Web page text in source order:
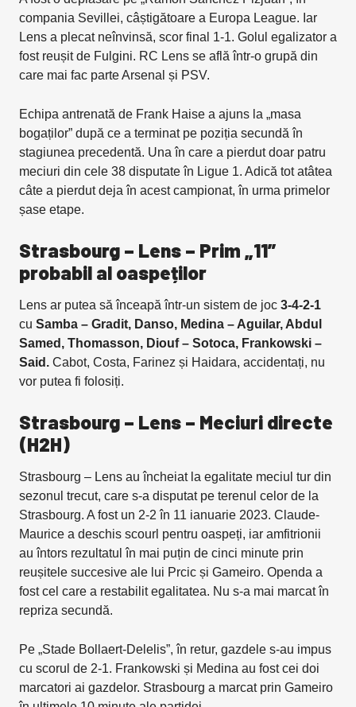
compania Sevillei, câștigătoare a Europa League. Iar
Lens a plecat neînvinsă, scor final 1-1. Golul egalizator a
fost reușit de Fulgini. RC Lens se află într-o grupă din
care mai fac parte Arsenal și PSV.
Echipa antrenată de Frank Haise a ajuns la „masa
bogaților” după ce a terminat pe poziția secundă în
stagiunea precedentă. Una în care a pierdut doar patru
meciuri din cele 38 disputate în Ligue 1. Adică tot atâtea
câte a pierdut deja în acest campionat, în urma primelor
șase etape.
Strasbourg – Lens – Prim „11”
probabil al oaspeților
Lens ar putea să înceapă într-un sistem de joc 3-4-2-1
cu Samba – Gradit, Danso, Medina – Aguilar, Abdul
Samed, Thomasson, Diouf – Sotoca, Frankowski –
Said. Cabot, Costa, Farinez și Haidara, accidentați, nu
vor putea fi folosiți.
Strasbourg – Lens – Meciuri directe
(H2H)
Strasbourg – Lens au încheiat la egalitate meciul tur din
sezonul trecut, care s-a disputat pe terenul celor de la
Strasbourg. A fost un 2-2 în 11 ianuarie 2023. Claude-
Maurice a deschis scourl pentru oaspeți, iar amfitrionii
au întors rezultatul în mai puțin de cinci minute prin
reușitele succesive ale lui Prcic și Gameiro. Openda a
fost cel care a restabilit egalitatea. Nu s-a mai marcat în
repriza secundă.
Pe „Stade Bollaert-Delelis”, în retur, gazdele s-au impus
cu scorul de 2-1. Frankowski și Medina au fost cei doi
marcatori ai gazdelor. Strasbourg a marcat prin Gameiro